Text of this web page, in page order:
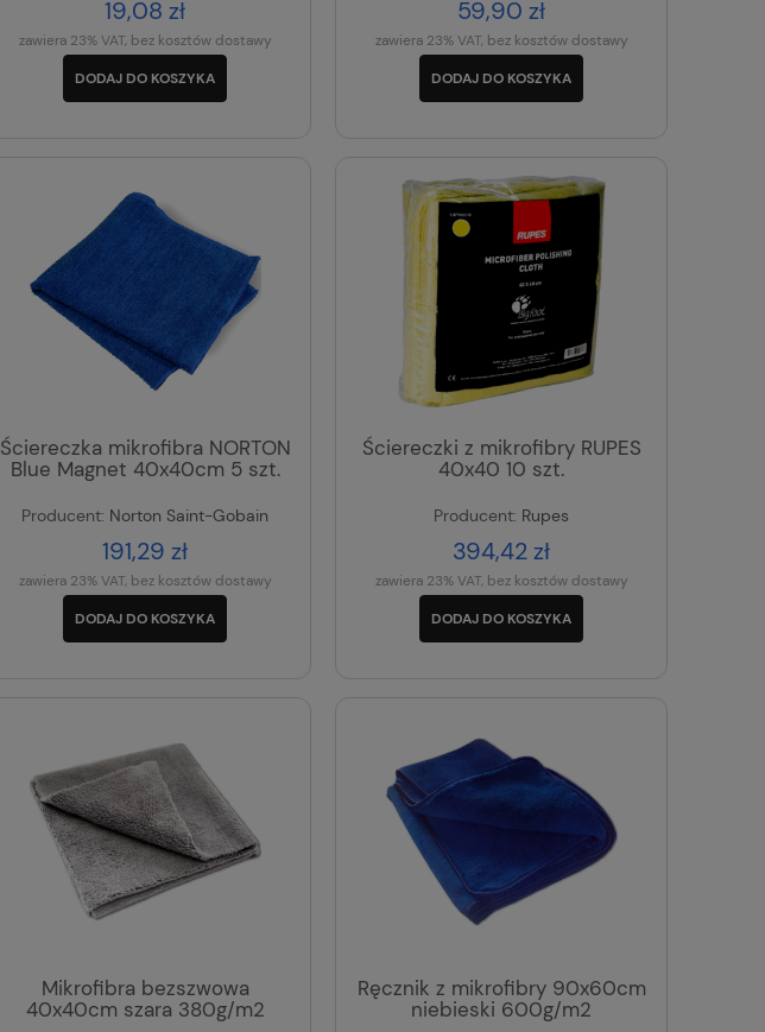
19,08 zł
zawiera 23% VAT, bez kosztów dostawy
DODAJ DO KOSZYKA
59,90 zł
zawiera 23% VAT, bez kosztów dostawy
DODAJ DO KOSZYKA
Ściereczka mikrofibra NORTON
Blue Magnet 40x40cm 5 szt.
Producent: Norton Saint-Gobain
191,29 zł
zawiera 23% VAT, bez kosztów dostawy
DODAJ DO KOSZYKA
Ściereczki z mikrofibry RUPES
40x40 10 szt.
Producent: Rupes
394,42 zł
zawiera 23% VAT, bez kosztów dostawy
DODAJ DO KOSZYKA
Mikrofibra bezszwowa
40x40cm szara 380g/m2
Ręcznik z mikrofibry 90x60cm
niebieski 600g/m2